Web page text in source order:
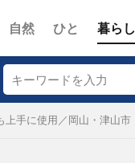
自然 ひと 暮らし
手に使用／岡山・津山市